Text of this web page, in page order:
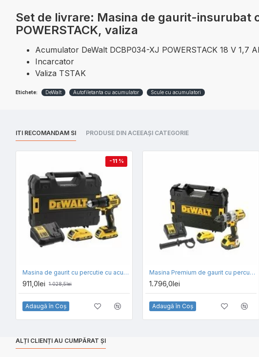
Set de livrare: Masina de gaurit-insurubat
POWERSTACK, valiza
Acumulator DeWalt DCBP034-XJ POWERSTACK 18 V 1,7
Incarcator
Valiza TSTAK
Etichete: DeWalt Autofiletanta cu acumulator Scule cu acumulatori
ITI RECOMANDAM SI PRODUSE DIN ACEEAȘI CATEGORIE
-11 %
Masina de gaurit cu percutie cu acumulator 18V DeWalt DCD709D2T, 2 x acumulator 2.0 Ah, incarcator si valiza Tstak
911,0lei 1.028,5lei
Adaugă în Coş
Masina Premium de gaurit cu percutie cu acumulatori DeWalt DCD996P2, 2 acum. 5.0Ah, valiza
1.796,0lei
Adaugă în Coş
ALȚI CLIENȚI AU CUMPĂRAT ȘI